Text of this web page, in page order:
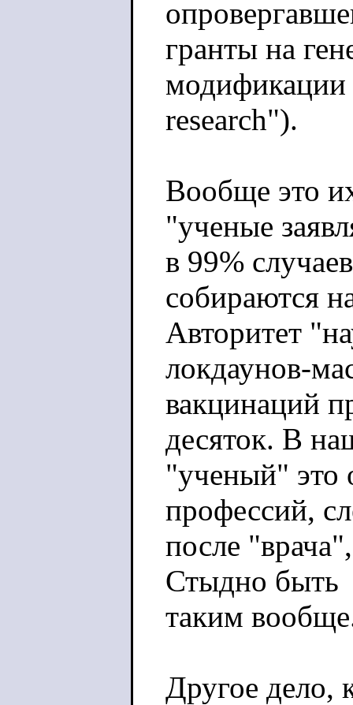
гранты на
research").
Вообще это
"ученые
в 99%
собираются
Авторитет
локдаунов-
вакцинаций
десяток. В
"ученый" это
профессий,
после
Стыдно быть
таким
Другое дело,